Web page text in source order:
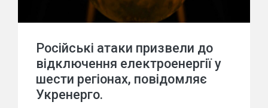
Російські атаки призвели до
відключення електроенергії у
шести регіонах, повідомляє
Укренерго.